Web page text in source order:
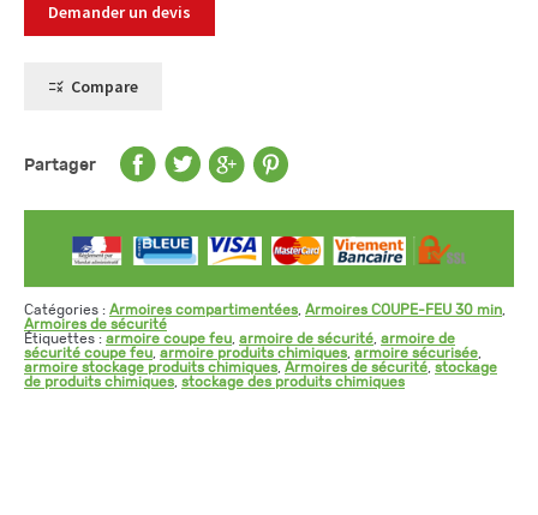
Demander un devis
Compare
Partager
Catégories : Armoires compartimentées Armoires COUPE-FEU 30 min
Armoires de sécurité
Étiquettes : armoire coupe feu armoire de sécurité armoire de
sécurité coupe feu armoire produits chimiques armoire sécurisée
armoire stockage produits chimiques Armoires de sécurité stockage
de produits chimiques stockage des produits chimiques